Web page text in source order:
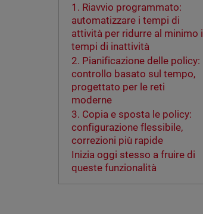
1. Riavvio programmato:
automatizzare i tempi di
attività per ridurre al minimo i
tempi di inattività
2. Pianificazione delle policy:
controllo basato sul tempo,
progettato per le reti
moderne
3. Copia e sposta le policy:
configurazione flessibile,
correzioni più rapide
Inizia oggi stesso a fruire di
queste funzionalità